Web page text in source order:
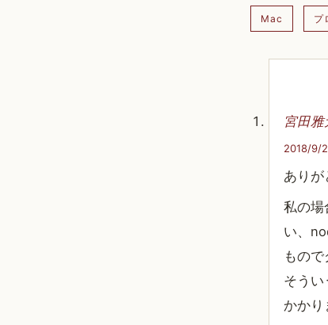
Mac プ
宮田雅
2018/9/
ありが
私の場
い、
もの
そう
かかり